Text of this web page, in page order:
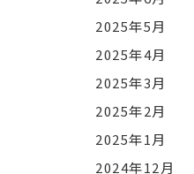
2025年5月
2025年4月
2025年3月
2025年2月
2025年1月
2024年12月